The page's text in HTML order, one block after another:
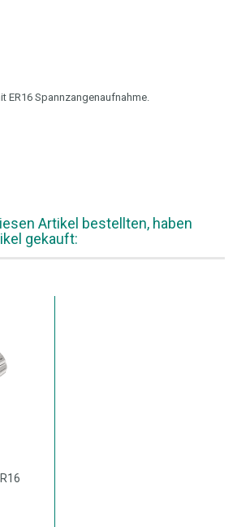
ER16 Spannzangenaufnahme.
Artikel bestellten, haben
gekauft: